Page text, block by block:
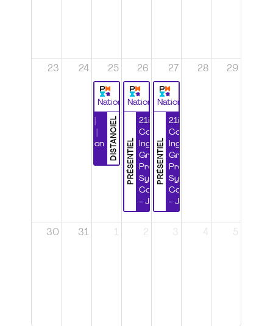
23 24 25
National
DISTANCIEL
Certification
26
National
PRÉSENTIEL
21ième
Congrès
Ingénierie
Grands
Projets et
Systèmes
Complexes
- Jour 1
27
National
PRÉSENTIEL
21ième
Congrès
Ingénierie
Grands
Projets et
Systèmes
Complexes
- Jour 2
28 29
30 31 1 2 3 4 5